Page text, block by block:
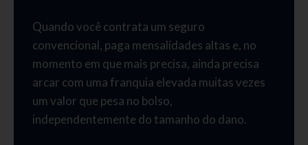
Quando você contrata um seguro
convencional, paga mensalidades altas e, no
momento em que mais precisa, ainda precisa
arcar com uma franquia elevada muitas vezes
um valor que pesa no bolso,
independentemente do tamanho do dano.